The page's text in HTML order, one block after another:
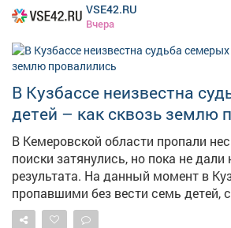
просмотреть записи с
именно вы сможете помочь найти
Владимировича! Если вы являетесь владельцем
частной камеры в населённых
маршруту, сообщите нам, пожалуйста.
позвонить на горячую линию
инфоргу поиска - Радуга (Елена)
форуме: https://lizaalert.org/forum/
p=1169235#p1169235 #ЛизаАлерт #ЛизаАлертКузбасс
#ПропалЧеловек
VSE42.RU
Вчера
В Кузбассе неизвестна
детей – как сквозь землю
В Кемеровской области пропали
поиски затянулись, но пока не дали
результата. На данный момент в Кузбассе числятся
пропавшими без вести семь детей,
VSE42.Ru в поисковом отряде